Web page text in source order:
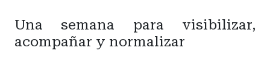
Una semana para visibilizar,
acompañar y normalizar